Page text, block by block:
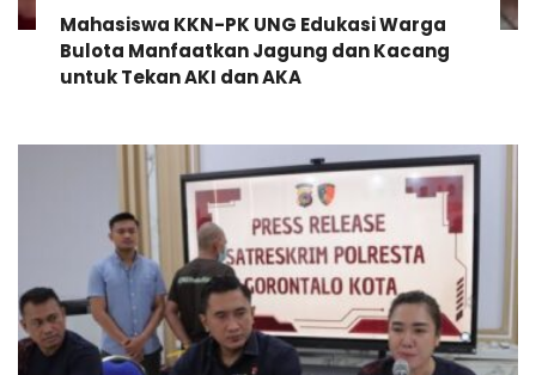
Mahasiswa KKN-PK UNG Edukasi Warga
Bulota Manfaatkan Jagung dan Kacang
untuk Tekan AKI dan AKA